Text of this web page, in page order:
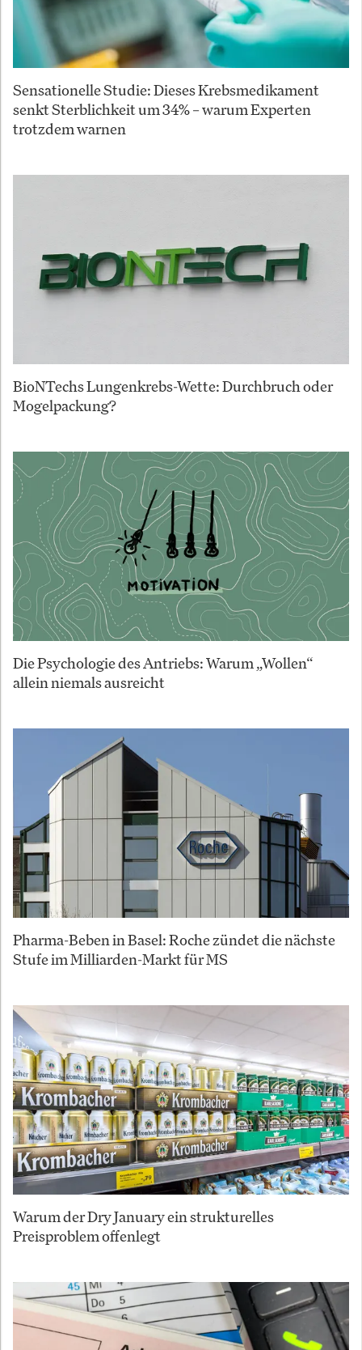
Sensationelle Studie: Dieses Krebsmedikament
senkt Sterblichkeit um 34% – warum Experten
trotzdem warnen
BioNTechs Lungenkrebs-Wette: Durchbruch oder
Mogelpackung?
Die Psychologie des Antriebs: Warum „Wollen“
allein niemals ausreicht
Pharma-Beben in Basel: Roche zündet die nächste
Stufe im Milliarden-Markt für MS
Warum der Dry January ein strukturelles
Preisproblem offenlegt